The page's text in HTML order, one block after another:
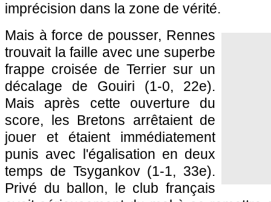
imprécision dans la zone de vérité.
Mais à force de pousser, Rennes
trouvait la faille avec une superbe
frappe croisée de Terrier sur un
décalage de Gouiri (1-0, 22e).
Mais après cette ouverture du
score, les Bretons arrêtaient de
jouer et étaient immédiatement
punis avec l'égalisation en deux
temps de Tsygankov (1-1, 33e).
Privé du ballon, le club français